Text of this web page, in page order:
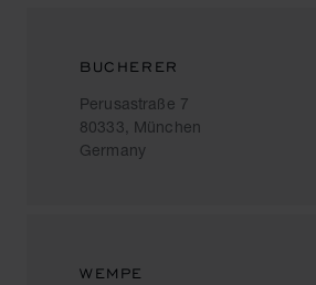
BUCHERER
Perusastraße 7
80333, München
Germany
WEMPE